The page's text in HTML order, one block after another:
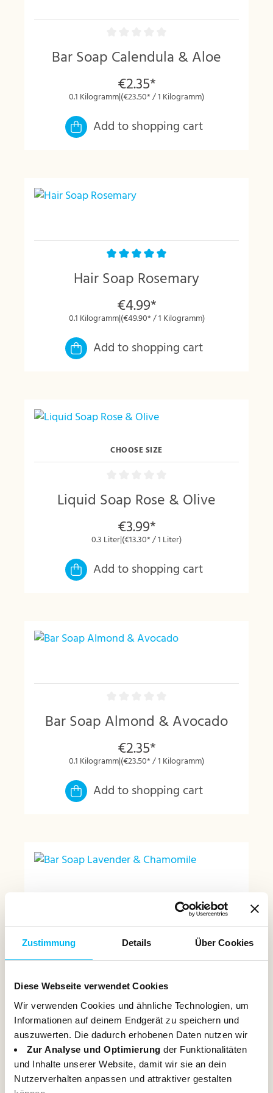
Zustimmung Details Über Cookies
Diese Webseite verwendet Cookies
Wir verwenden Cookies und ähnliche Technologien, um
Informationen auf deinem Endgerät zu speichern und
auszuwerten. Die dadurch erhobenen Daten nutzen wir
Zur Analyse und Optimierung der Funktionalitäten
und Inhalte unserer Website, damit wir sie an dein
Nutzerverhalten anpassen und attraktiver gestalten
Bar Soap Calendula & Aloe
€2.35*
0.1 Kilogramm|(€23.50* / 1 Kilogramm)
Add to shopping cart
Average rating of 5 out of 5 stars
Hair Soap Rosemary
€4.99*
0.1 Kilogramm|(€49.90* / 1 Kilogramm)
Add to shopping cart
CHOOSE SIZE
Liquid Soap Rose & Olive
€3.99*
0.3 Liter|(€13.30* / 1 Liter)
Add to shopping cart
Bar Soap Almond & Avocado
€2.35*
0.1 Kilogramm|(€23.50* / 1 Kilogramm)
Add to shopping cart
Bar Soap Lavender &
Chamomile
€2.35*
0.1 Kilogramm (€23.50* / 1 Kilogramm)
Add to shopping cart